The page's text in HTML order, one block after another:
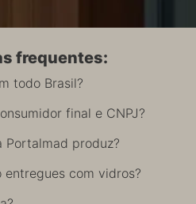
frequentes:
todo Brasil?
final e CNPJ?
produz?
com vidros?